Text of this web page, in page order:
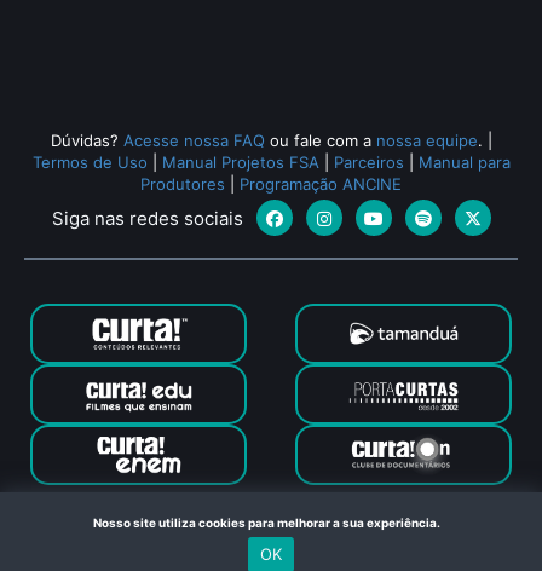
Dúvidas? Acesse nossa FAQ ou fale com a nossa equipe.
Termos de Uso
Manual Projetos FSA Parceiros
Manual para
Produtores
Programação ANCINE
Siga nas redes sociais
Canal Curta © 2024. Todos os direitos reservados. Feito com
no Rio de Janeiro
Nosso site utiliza cookies para melhorar a sua experiência.
OK